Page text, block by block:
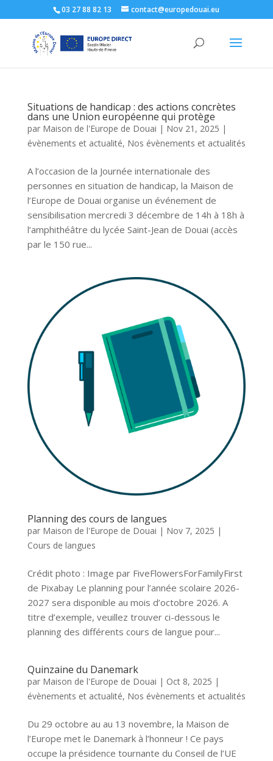
03 27 88 82 13 contact@europedouai.eu
Situations de handicap : des actions concrètes
dans une Union européenne qui protège
par Maison de l'Europe de Douai | Nov 21, 2025 |
évènements et actualité, Nos évènements et actualités
A l’occasion de la Journée internationale des
personnes en situation de handicap, la Maison de
l’Europe de Douai organise un événement de
sensibilisation mercredi 3 décembre de 14h à 18h à
l’amphithéâtre du lycée Saint-Jean de Douai (accès
par le 150 rue...
Planning des cours de langues
par Maison de l'Europe de Douai | Nov 7, 2025 |
Cours de langues
Crédit photo : Image par FiveFlowersForFamilyFirst
de Pixabay Le planning pour l’année scolaire 2026-
2027 sera disponible au mois d’octobre 2026. A
titre d’exemple, veuillez trouver ci-dessous le
planning des différents cours de langue pour...
Quinzaine du Danemark
par Maison de l'Europe de Douai | Oct 8, 2025 |
évènements et actualité, Nos évènements et actualités
Du 29 octobre au au 13 novembre, la Maison de
l’Europe met le Danemark à l’honneur ! Ce pays
occupe la présidence tournante du Conseil de l’UE